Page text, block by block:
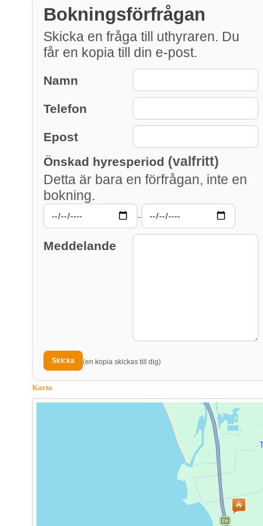
Bokningsförfrågan
Skicka en fråga till uthyraren. Du
får en kopia till din e-post.
Namn
Telefon
Epost
Önskad hyresperiod (valfritt)
Detta är bara en förfrågan, inte en
bokning.
–
Meddelande
(en kopia skickas till dig)
Karta